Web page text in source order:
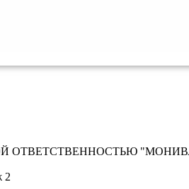
ОТВЕТСТВЕННОСТЬЮ
2